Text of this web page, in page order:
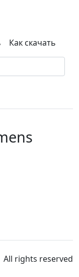
Как скачать
All rights reserved